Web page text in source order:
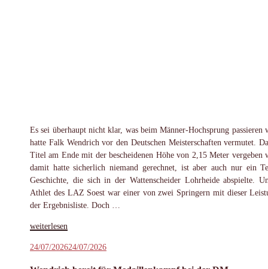
Es sei überhaupt nicht klar, was beim Männer-Hochsprung passieren
hatte Falk Wendrich vor den Deutschen Meisterschaften vermutet.
Titel am Ende mit der bescheidenen Höhe von 2,15 Meter vergeben
damit hatte sicherlich niemand gerechnet, ist aber auch nur ein
Geschichte, die sich in der Wattenscheider Lohrheide abspielte.
Athlet des LAZ Soest war einer von zwei Springern mit dieser
der Ergebnisliste. Doch …
„Wendrich
DM-
weiterlesen
Veröffentlicht
24/07/202624/07/2026